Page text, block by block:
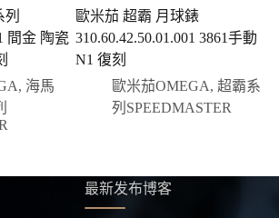
照片後再支付；也可以一次性全額
在原有價格基礎上盡量幫您爭取更
部分地區可協助安排較安全的到付
當下說明為準。
與出貨
後，把收件人姓名、地址及聯絡方式
間金 陶瓷
, 海馬
歐米茄 超霸 月球錶
310.60.42.50.01.001 3861手動
N1 復刻
歐米茄OMEGA, 超霸系
列SPEEDMASTER
最新发布博客